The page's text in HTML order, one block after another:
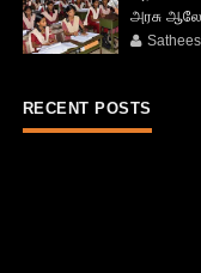
அரசு
RECENT POSTS